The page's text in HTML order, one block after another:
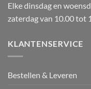
Elke dinsdag en
zaterdag van 10.00 tot
KLANTENSERVICE
Bestellen & Leveren